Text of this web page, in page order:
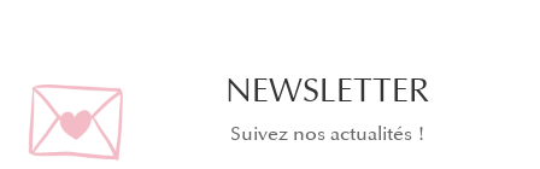
NEWSLETTER
Suivez nos actualités !